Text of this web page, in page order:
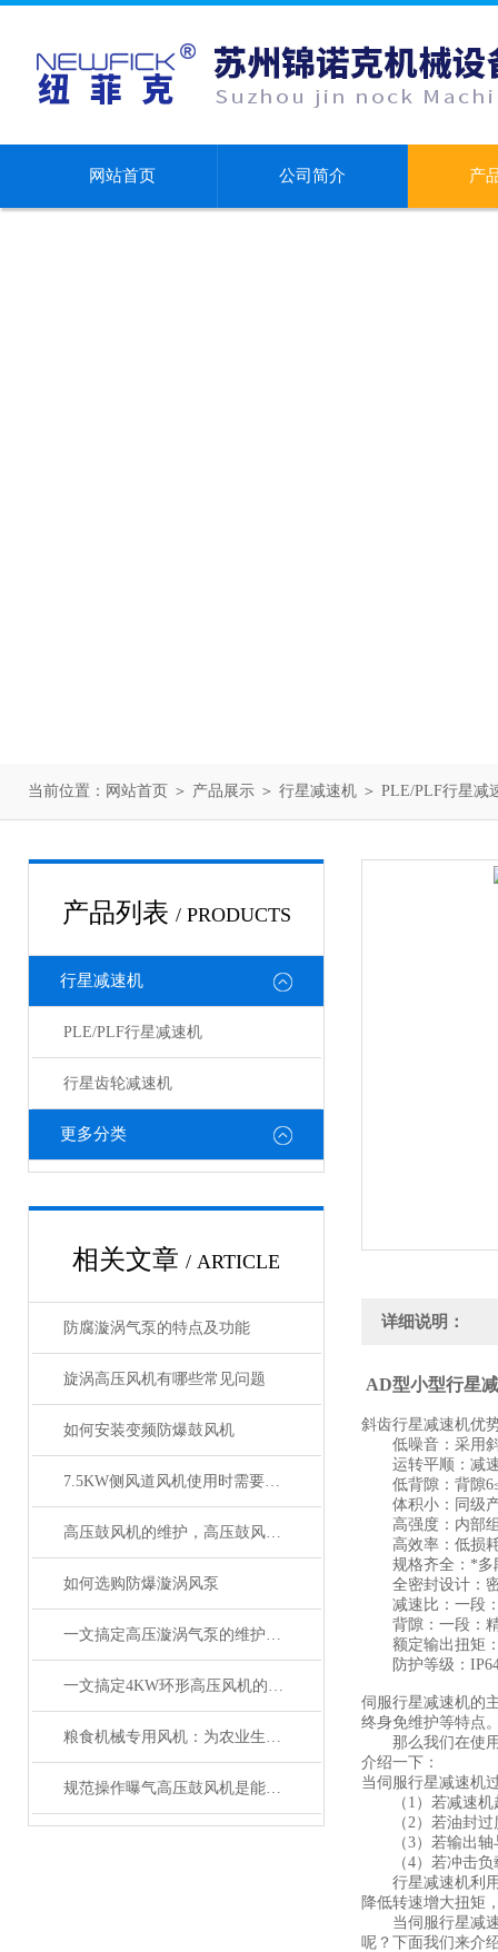
网站首页 公司简介 产
当前位置： 网站首页 ＞ 产品展示 ＞ 行星减速机 ＞ PLE/PLF行星减
产品列表 / PRODUCTS
行星减速机
PLE/PLF行星减速机
行星齿轮减速机
更多分类
相关文章 / ARTICLE
防腐漩涡气泵的特点及功能
旋涡高压风机有哪些常见问题
如何安装变频防爆鼓风机
7.5KW侧风道风机使用时需要注意哪些事项？
高压鼓风机的维护，高压鼓风机的应用
如何选购防爆漩涡风泵
一文搞定高压漩涡气泵的维护与保养要点
一文搞定4KW环形高压风机的原理和特点
粮食机械专用风机：为农业生产提供*动力
规范操作曝气高压鼓风机是能保障供气质量的关键
详细说明：
AD型小型行星
斜齿行星减速机优
低噪音：采用斜
运转平顺：减速
低背隙：背隙
体积小：同级产
高强度：内部组
高效率：低损耗
规格齐全：*多段
全密封设计：密
减速比：一段：3
背隙：一段：精
额定输出扭矩：
防护等级：IP64
伺服行星减速机的
终身免维护等特点
那么我们在使用
介绍一下：
当伺服行星减速机
（1）若减速机
（2）若油封过
（3）若输出轴
（4）若冲击负
行星减速机利用
降低转速增大扭矩
当伺服行星减速
呢？下面我们来介